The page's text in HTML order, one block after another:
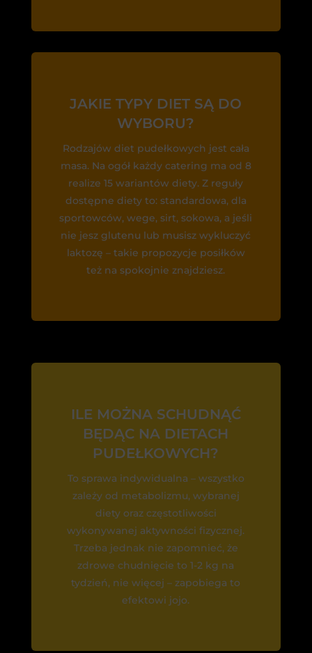
JAKIE TYPY DIET SĄ DO
WYBORU?
Rodzajów diet pudełkowych jest cała
masa. Na ogół każdy catering ma od 8
realize 15 wariantów diety. Z reguły
dostępne diety to: standardowa, dla
sportowców, wege, sirt, sokowa, a jeśli
nie jesz glutenu lub musisz wykluczyć
laktozę – takie propozycje posiłków
też na spokojnie znajdziesz.
ILE MOŻNA SCHUDNĄĆ
BĘDĄC NA DIETACH
PUDEŁKOWYCH?
To sprawa indywidualna – wszystko
zależy od metabolizmu, wybranej
diety oraz częstotliwości
wykonywanej aktywności fizycznej.
Trzeba jednak nie zapomnieć, że
zdrowe chudnięcie to 1-2 kg na
tydzień, nie więcej – zapobiega to
efektowi jojo.